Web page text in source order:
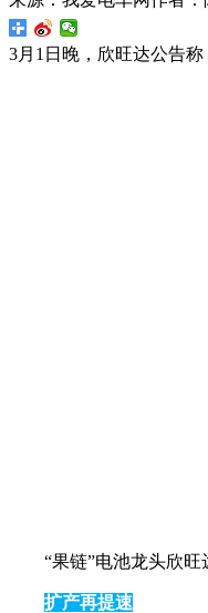
3月1日晚，欣旺达公告
“果链”电池龙头欣
扩产再提速